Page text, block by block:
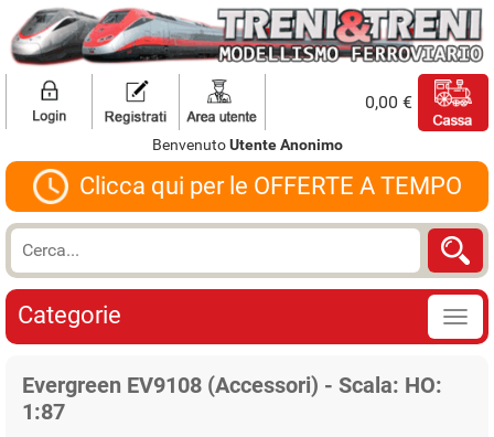
0,00 €
BenvenutoUtente Anonimo
Clicca qui per le OFFERTE A TEMPO
Categorie
Evergreen EV9108 (Accessori) - Scala: HO:
1:87